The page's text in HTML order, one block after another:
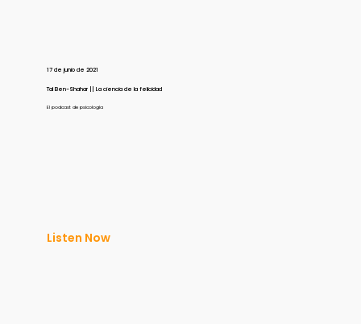
17 de junio de 2021
Tal Ben-Shahar || La ciencia de la felicidad
El podcast de psicología
Listen Now